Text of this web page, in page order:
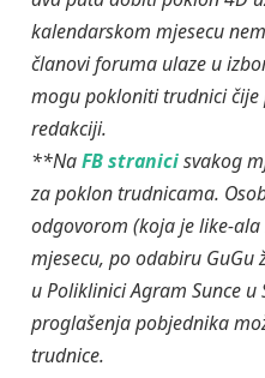
kalendarskom mjesecu
članovi foruma ulaze u
mogu pokloniti trudnici čije
redakciji.
**NaFB stranicisvakog
za poklon trudnicama.
odgovorom (koja je like-
mjesecu, po odabiru GuGu
u Poliklinici Agram Sunce
proglašenja pobjednika
trudnice.